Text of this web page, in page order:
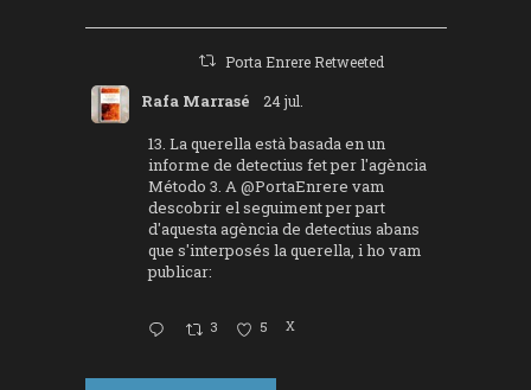
Porta Enrere Retweeted
Rafa Marrasé 24 jul.
13. La querella està basada en un
informe de detectius fet per l'agència
Método 3. A@PortaEnrere vam
descobrir el seguiment per part
d'aquesta agència de detectius abans
que s'interposés la querella, i ho vam
publicar:
3 5 X